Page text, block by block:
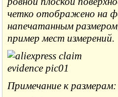
четко отображено на
напечатанным
пример мест измерений.
Примечание к размерам: